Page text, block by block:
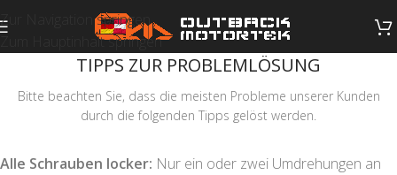
Zur Navigation springen
Zum Hauptinhalt springen
TIPPS ZUR PROBLEMLÖSUNG
Bitte beachten Sie, dass die meisten Probleme unserer Kunden
durch die folgenden Tipps gelöst werden.
Alle Schrauben locker: Nur ein oder zwei Umdrehungen an